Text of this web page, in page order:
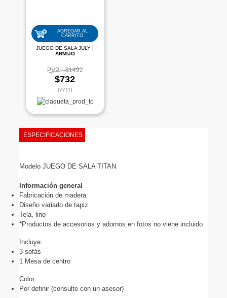
AGREGAR AL
CARRITO
ARMIJO
PVP: $1492
$732
[7711]
ESPECIFICACIONES
Modelo JUEGO DE SALA TITAN
Información general
Fabricación de madera
Diseño variado de tapiz
Tela, lino
*Productos de accesorios y adornos en fotos no viene incluido
Incluye:
3 sofás
1 Mesa de centro
Color:
Por definir (consulte con un asesor)